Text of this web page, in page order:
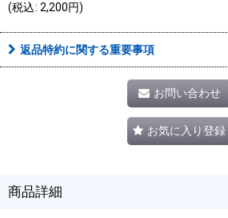
(税込: 2,200円)
返品特約に関する重要事項
お問い合わせ
お気に入り登録
商品詳細